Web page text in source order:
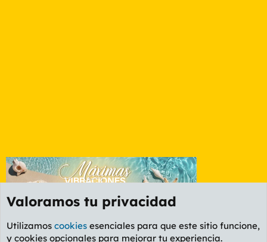
Foro Series y TV
Valoramos tu privacidad
Utilizamos cookies esenciales para que este sitio funcione,
y cookies opcionales para mejorar tu experiencia.